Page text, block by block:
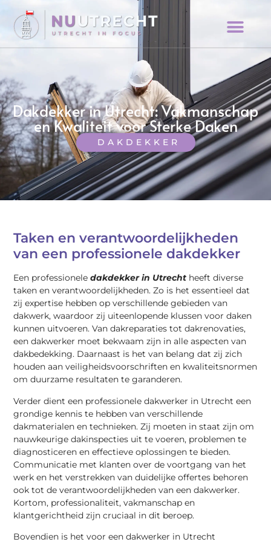
Dakdekker in Utrecht: Vakmanschap
en Kwaliteit voor Sterke Daken
DAKDEKKER
Taken en verantwoordelijkheden
van een professionele dakdekker
Een professioneledakdekker in Utrecht heeft diverse
taken en verantwoordelijkheden. Zo is het essentieel dat
zij expertise hebben op verschillende gebieden van
dakwerk, waardoor zij uiteenlopende klussen voor daken
kunnen uitvoeren. Van dakreparaties tot dakrenovaties,
een dakwerker moet bekwaam zijn in alle aspecten van
dakbedekking. Daarnaast is het van belang dat zij zich
houden aan veiligheidsvoorschriften en kwaliteitsnormen
om duurzame resultaten te garanderen.
Verder dient een professionele dakwerker in Utrecht een
grondige kennis te hebben van verschillende
dakmaterialen en technieken. Zij moeten in staat zijn om
nauwkeurige dakinspecties uit te voeren, problemen te
diagnosticeren en effectieve oplossingen te bieden.
Communicatie met klanten over de voortgang van het
werk en het verstrekken van duidelijke offertes behoren
ook tot de verantwoordelijkheden van een dakwerker.
Kortom, professionaliteit, vakmanschap en
klantgerichtheid zijn cruciaal in dit beroep.
Bovendien is het voor een dakwerker in Utrecht